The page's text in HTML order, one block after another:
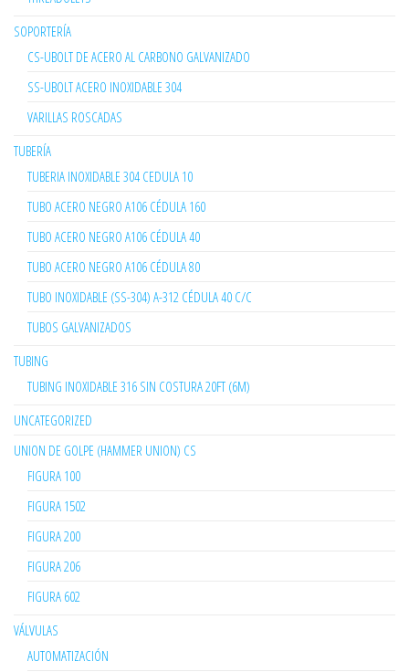
SOPORTERÍA
CS-UBOLT DE ACERO AL CARBONO GALVANIZADO
SS-UBOLT ACERO INOXIDABLE 304
VARILLAS ROSCADAS
TUBERÍA
TUBERIA INOXIDABLE 304 CEDULA 10
TUBO ACERO NEGRO A106 CÉDULA 160
TUBO ACERO NEGRO A106 CÉDULA 40
TUBO ACERO NEGRO A106 CÉDULA 80
TUBO INOXIDABLE (SS-304) A-312 CÉDULA 40 C/C
TUBOS GALVANIZADOS
TUBING
TUBING INOXIDABLE 316 SIN COSTURA 20FT (6M)
UNCATEGORIZED
UNION DE GOLPE (HAMMER UNION) CS
FIGURA 100
FIGURA 1502
FIGURA 200
FIGURA 206
FIGURA 602
VÁLVULAS
AUTOMATIZACIÓN